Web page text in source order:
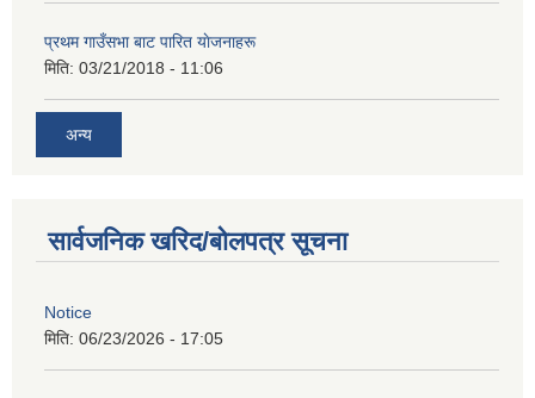
प्रथम गाउँसभा बाट पारित याेजनाहरू
मिति: 03/21/2018 - 11:06
अन्य
सार्वजनिक खरिद/बोलपत्र सूचना
Notice
मिति: 06/23/2026 - 17:05